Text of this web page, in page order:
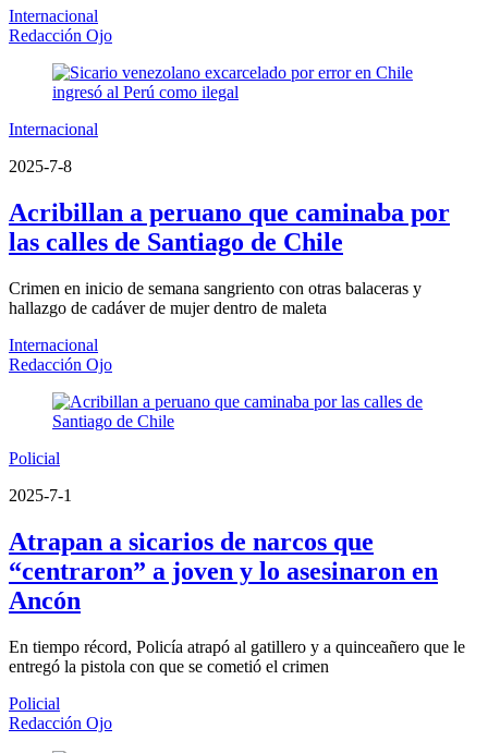
Internacional
Redacción Ojo
Internacional
2025-7-8
Acribillan a peruano que caminaba por
las calles de Santiago de Chile
Crimen en inicio de semana sangriento con otras balaceras y
hallazgo de cadáver de mujer dentro de maleta
Internacional
Redacción Ojo
Policial
2025-7-1
Atrapan a sicarios de narcos que
“centraron” a joven y lo asesinaron en
Ancón
En tiempo récord, Policía atrapó al gatillero y a quinceañero que le
entregó la pistola con que se cometió el crimen
Policial
Redacción Ojo